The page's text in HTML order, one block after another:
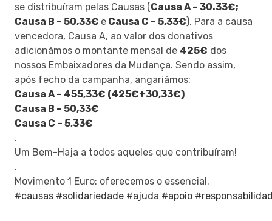
se distribuíram pelas Causas (Causa A – 30.33€;
Causa B – 50,33€ e Causa C – 5,33€). Para a causa
vencedora, Causa A, ao valor dos donativos
adicionámos o montante mensal de 425€ dos
nossos Embaixadores da Mudança. Sendo assim,
após fecho da campanha, angariámos:
Causa A – 455,33€ (425€+30,33€)
Causa B – 50,33€
Causa C – 5,33€
.
Um Bem-Haja a todos aqueles que contribuíram!
.
Movimento 1 Euro: oferecemos o essencial.
#causas #solidariedade #ajuda #apoio